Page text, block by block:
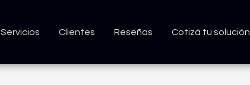
Servicios Clientes Reseñas Cotizá tu solución